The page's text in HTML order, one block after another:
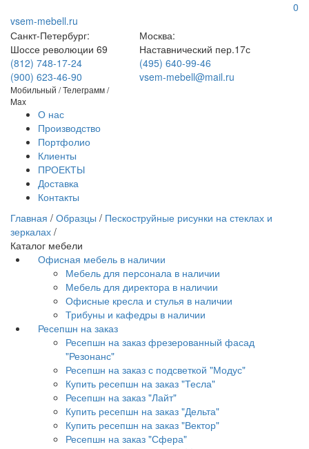
0
vsem-mebell.ru
Санкт-Петербург:
Шоссе революции 69
(812) 748-17-24
(900) 623-46-90
Мобильный / Телеграмм /
Max
Москва:
Наставнический пер.17с
(495) 640-99-46
vsem-mebell@mail.ru
О нас
Производство
Портфолио
Клиенты
ПРОЕКТЫ
Доставка
Контакты
Главная / Образцы / Пескоструйные рисунки на стеклах и
зеркалах /
Каталог мебели
Офисная мебель в наличии
Мебель для персонала в наличии
Мебель для директора в наличии
Офисные кресла и стулья в наличии
Трибуны и кафедры в наличии
Ресепшн на заказ
Ресепшн на заказ фрезерованный фасад
"Резонанс"
Ресепшн на заказ с подсветкой "Модус"
Купить ресепшн на заказ "Тесла"
Ресепшн на заказ "Лайт"
Купить ресепшн на заказ "Дельта"
Купить ресепшн на заказ "Вектор"
Ресепшн на заказ "Сфера"